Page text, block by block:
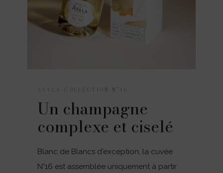
AYALA COLLECTION N°16
Un champagne
complexe et ciselé
Blanc de Blancs d'exception, la cuvée
N°16 est assemblée uniquement à partir